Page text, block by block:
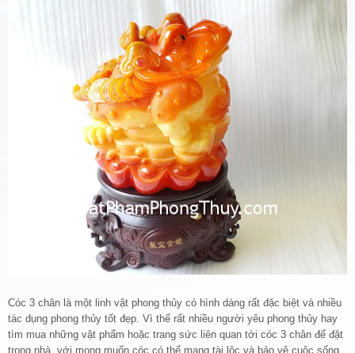
Cóc 3 chân là một linh vật phong thủy có hình dáng rất đặc biệt và nhiều
tác dụng phong thủy tốt đẹp. Vì thế rất nhiều người yêu phong thủy hay
tìm mua những vật phẩm hoặc trang sức liên quan tới cóc 3 chân để đặt
trong nhà, với mong muốn cóc có thể mang tài lộc và bảo vệ cuộc sống